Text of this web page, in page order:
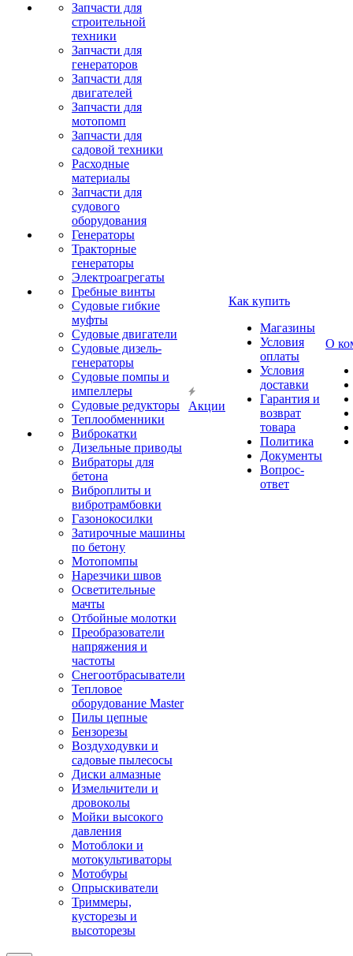
Запчасти для
строительной
техники
Запчасти для
генераторов
Запчасти для
двигателей
Запчасти для
мотопомп
Запчасти для
садовой техники
Расходные
материалы
Запчасти для
судового
оборудования
Генераторы
Тракторные
генераторы
Электроагрегаты
Гребные винты
Судовые гибкие
муфты
Судовые двигатели
Судовые дизель-
генераторы
Судовые помпы и
импеллеры
Судовые редукторы
Теплообменники
Виброкатки
Дизельные приводы
Вибраторы для
бетона
Виброплиты и
вибротрамбовки
Газонокосилки
Затирочные машины
по бетону
Мотопомпы
Нарезчики швов
Осветительные
мачты
Отбойные молотки
Преобразователи
напряжения и
частоты
Снегоотбрасыватели
Тепловое
оборудование Master
Пилы цепные
Бензорезы
Воздуходувки и
садовые пылесосы
Диски алмазные
Измельчители и
дровоколы
Мойки высокого
давления
Мотоблоки и
мотокультиваторы
Мотобуры
Опрыскиватели
Триммеры,
кусторезы и
высоторезы
Акции
Как купить
Магазины
Условия
оплаты
Условия
доставки
Гарантия и
возврат
товара
Политика
Документы
Вопрос-
ответ
О